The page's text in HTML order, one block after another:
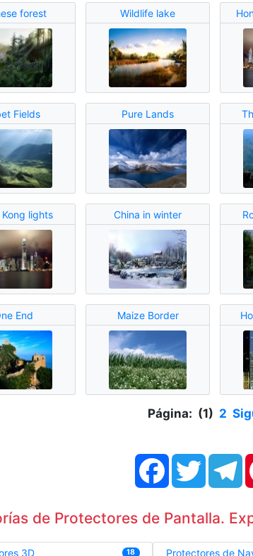
forest Wildlife lake
Fields Pure Lands
Kong lights China in winter
End Maize Border
Página: (1) 2
FacebookTwitter
de Protectores de Pantalla.
3D 18 Protectores de